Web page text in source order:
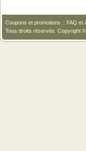
Coupons et promotions :: FAQ et
Tous droits réservés. Copyright